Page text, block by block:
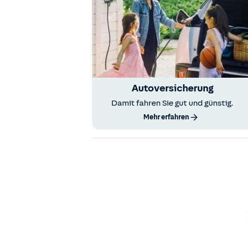
Autoversicherung
Damit fahren Sie gut und günstig.
Mehr erfahren